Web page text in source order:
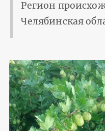
Регион
Челябинская